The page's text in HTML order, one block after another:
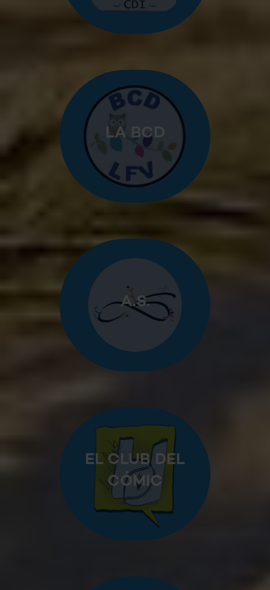
LA BCD
A.S.
EL CLUB DEL
CÓMIC